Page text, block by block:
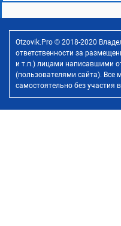
Otzovik.Pro © 2018-2020
ответственности за
и т.п.) лицами написавшими
(пользователями сайта).
самостоятельно без участия